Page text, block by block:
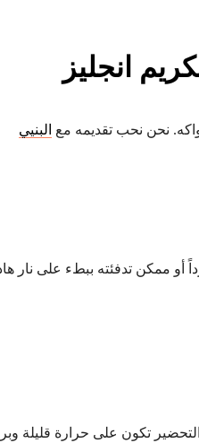
انجليز
نحن نحب تقديمه مع البنيي
أو ممكن تدفئته ببطء على نار
تكون على حرارة قليلة